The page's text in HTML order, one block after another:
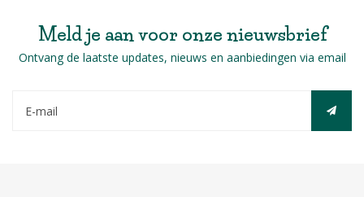
Meld je aan voor onze nieuwsbrief
Ontvang de laatste updates, nieuws en aanbiedingen via email